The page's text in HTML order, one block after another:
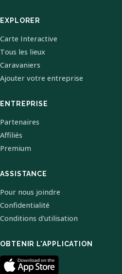
EXPLORER
Carte Interactive
Tous les lieux
Caravaniers
Ajouter votre entreprise
ENTREPRISE
Partenaires
Affiliés
Premium
ASSISTANCE
Pour nous joindre
Confidentialité
Conditions d'utilisation
OBTENIR L'APPLICATION